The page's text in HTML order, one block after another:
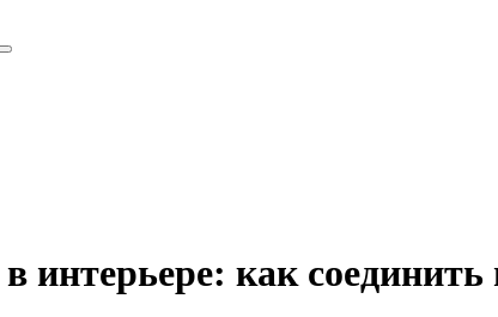
интерьере: как